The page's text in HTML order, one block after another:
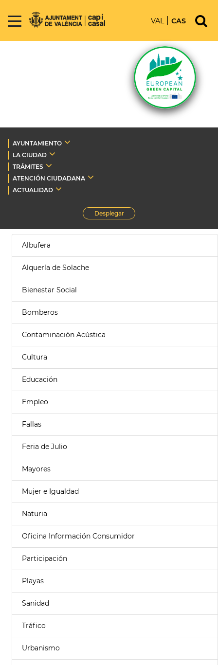
VAL CAS
AYUNTAMIENTO
LA CIUDAD
TRÁMITES
ATENCIÓN CIUDADANA
ACTUALIDAD
Desplegar
Albufera
Alquería de Solache
Bienestar Social
Bomberos
Contaminación Acústica
Cultura
Educación
Empleo
Fallas
Feria de Julio
Mayores
Mujer e Igualdad
Naturia
Oficina Información Consumidor
Participación
Playas
Sanidad
Tráfico
Urbanismo